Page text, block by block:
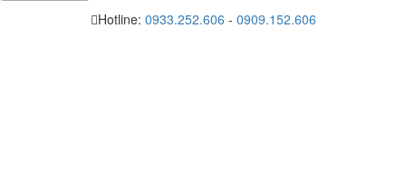
Hotline: 0933.252.606 - 0909.152.606